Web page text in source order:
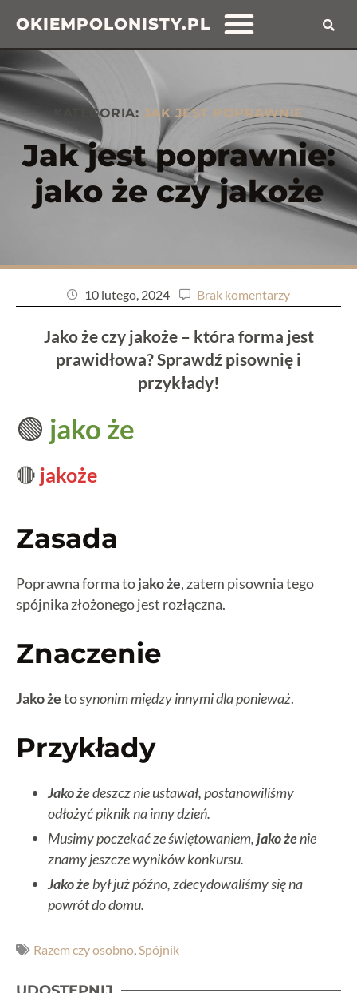
OKIEMPOLONISTY.PL
KATEGORIA: JAK JEST POPRAWNIE
Jak jest poprawnie:
jako że czy jakoże
10 lutego, 2024 Brak komentarzy
Jako że czy jakoże – która forma jest
prawidłowa? Sprawdź pisownię i
przykłady!
🟢 jako że
🔴 jakoże
Zasada
Poprawna forma tojako że, zatem pisownia tego
spójnika złożonego jest rozłączna.
Znaczenie
Jako żetosynonim między innymi dla ponieważ.
Przykłady
Jako żedeszcz nie ustawał, postanowiliśmy
odłożyć piknik na inny dzień.
Musimy poczekać ze świętowaniem,jako żenie
znamy jeszcze wyników konkursu.
Jako żebył już późno, zdecydowaliśmy się na
powrót do domu.
Razem czy osobno Spójnik